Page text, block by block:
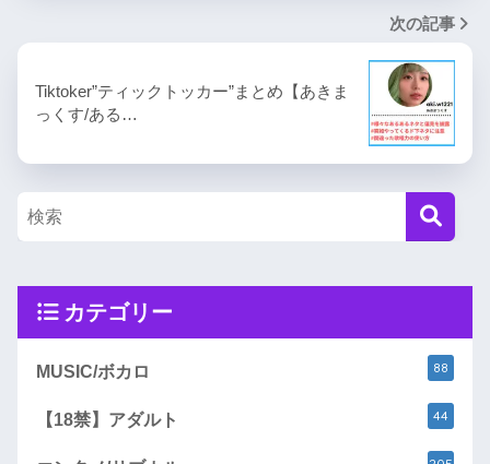
次の記事
Tiktoker”ティックトッカー”まとめ【あきま
っくす/ある…
カテゴリー
MUSIC/ボカロ 88
【18禁】アダルト 44